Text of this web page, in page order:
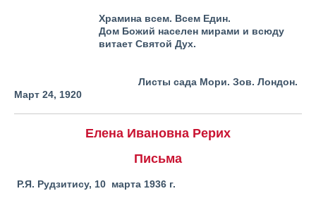
Храмина всем. Всем Един.
Дом Божий населен мирами и всюду
витает Святой Дух.
Листы сада Мори. Зов. Лондон.
Март 24, 1920
Елена Ивановна Рерих
Письма
Р.Я. Рудзитису, 10 марта 1936 г.